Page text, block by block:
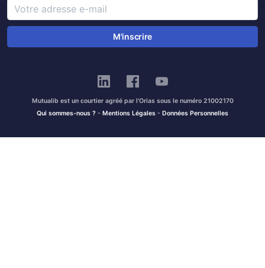
M'inscrire
Mutualib est un courtier agréé par l'Orias sous le numéro 21002170
Qui sommes-nous ? - Mentions Légales - Données Personnelles